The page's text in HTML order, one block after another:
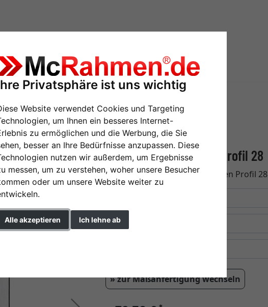
Privatsphäre ist uns wichtig
Website verwendet Cookies und Targeting
um Ihnen ein besseres Internet-
zu ermöglichen und die Werbung, die Sie
besser an Ihre Bedürfnisse anzupassen. Diese
nutzen wir außerdem, um Ergebnisse
messen, um zu verstehen, woher unsere Besucher
oder um unsere Website weiter zu
Alle akzeptieren Ich lehne ab
Profil 28
Schattenfugenrahmen Profil 28
Nielsen Aluminium-Bilderrahmen Profil 28
Farbe
» zur Maßanfertigung wechseln